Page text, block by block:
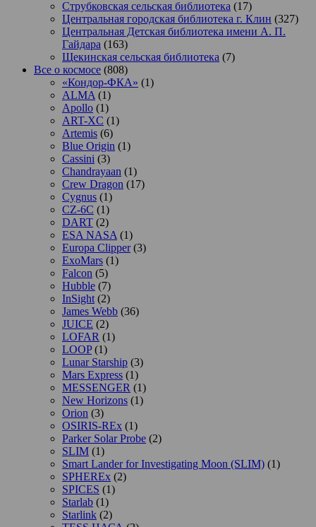
Струбковская сельская библиотека (17)
Центральная городская библиотека г. Клин (327)
Центральная Детская библиотека имени А. П.
Гайдара (163)
Щекинская сельская библиотека (7)
Все о космосе (808)
«Кондор-ФКА» (1)
ALMA (1)
Apollo (1)
ART-XC (1)
Artemis (6)
Blue Origin (1)
Cassini (3)
Chandrayaan (1)
Crew Dragon (17)
Cygnus (1)
CZ-6C (1)
DART (2)
ESA NASA (1)
Europa Clipper(3)
ExoMars (1)
Falcon (5)
Hubble (7)
InSight (2)
James Webb (36)
JUICE (2)
LOFAR (1)
LOOP(1)
Lunar Starship (3)
Mars Express (1)
MESSENGER (1)
New Horizons (1)
Orion (3)
OSIRIS-REx (1)
Parker Solar Probe (2)
SLIM (1)
Smart Lander for Investigating Moon (SLIM) (1)
SPHEREx (2)
SPICES (1)
Starlab (1)
Starlink (2)